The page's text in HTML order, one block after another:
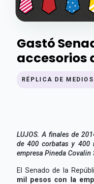
Gastó
accesorios
RÉPLICA DE MEDIOS
LUJOS. A finales de
de 400 corbatas y 400
empresa Pineda Covalin
El Senado de la
mil pesos con la